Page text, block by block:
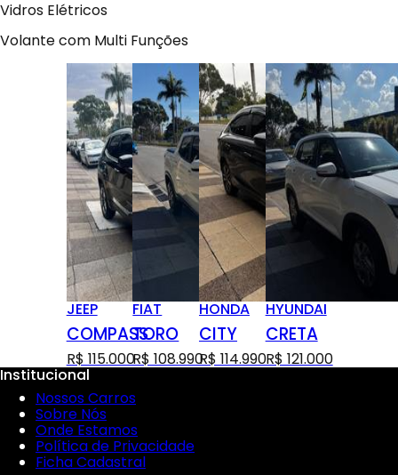
Vidros Elétricos
Volante com Multi Funções
JEEP
COMPASS
R$ 115.000
FIAT
TORO
R$ 108.990
HONDA
CITY
R$ 114.990
HYUNDAI
CRETA
R$ 121.000
Institucional
Nossos Carros
Sobre Nós
Onde Estamos
Política de Privacidade
Ficha Cadastral